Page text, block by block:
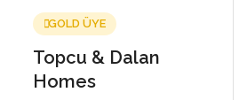
GOLD ÜYE
Topcu & Dalan
Homes